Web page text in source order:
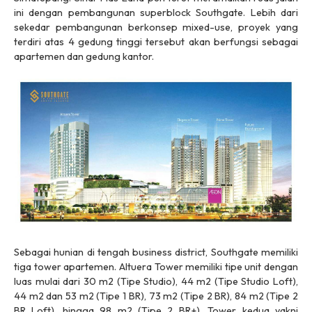
ini dengan pembangunan superblock Southgate. Lebih dari
sekedar pembangunan berkonsepmixed-use, proyek yang
terdiri atas 4 gedung tinggi tersebut akan berfungsi sebagai
apartemen dan gedung kantor.
Sebagai hunian di tengahbusiness district, Southgate memiliki
tiga tower apartemen. Altuera Tower memiliki tipe unit dengan
luas mulai dari 30 m2 (Tipe Studio), 44 m2 (Tipe Studio Loft),
44 m2 dan 53 m2 (Tipe 1 BR), 73 m2 (Tipe 2 BR), 84 m2 (Tipe 2